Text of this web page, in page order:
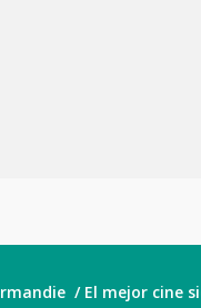
/ El mejor cine